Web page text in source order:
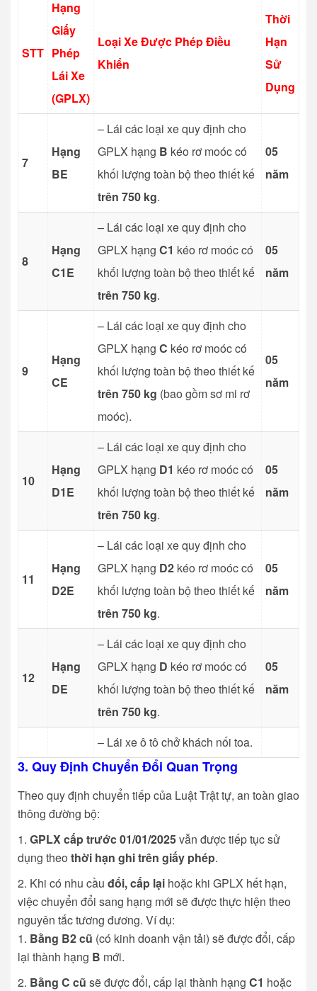
STT
Hạng
Giấy
Phép
Lái Xe
(GPLX)
Loại Xe Được Phép Điều
Khiển
Thời
Hạn
Sử
Dụng
7
Hạng
BE
– Lái các loại xe quy định cho
GPLX hạng B kéo rơ moóc có
khối lượng toàn bộ theo thiết kế
trên 750 kg.
05
năm
8
Hạng
C1E
– Lái các loại xe quy định cho
GPLX hạng C1 kéo rơ moóc có
khối lượng toàn bộ theo thiết kế
trên 750 kg.
05
năm
9
Hạng
CE
– Lái các loại xe quy định cho
GPLX hạng C kéo rơ moóc có
khối lượng toàn bộ theo thiết kế
trên 750 kg (bao gồm sơ mi rơ
moóc).
05
năm
10
Hạng
D1E
– Lái các loại xe quy định cho
GPLX hạng D1 kéo rơ moóc có
khối lượng toàn bộ theo thiết kế
trên 750 kg.
05
năm
11
Hạng
D2E
– Lái các loại xe quy định cho
GPLX hạng D2 kéo rơ moóc có
khối lượng toàn bộ theo thiết kế
trên 750 kg.
05
năm
12
Hạng
DE
– Lái các loại xe quy định cho
GPLX hạng D kéo rơ moóc có
khối lượng toàn bộ theo thiết kế
trên 750 kg.
05
năm
– Lái xe ô tô chở khách nối toa.
3. Quy Định Chuyển Đổi Quan Trọng
Theo quy định chuyển tiếp của Luật Trật tự, an toàn giao
thông đường bộ:
GPLX cấp trước 01/01/2025vẫn được tiếp tục sử
dụng theo thời hạn ghi trên giấy phép.
Khi có nhu cầu đổi, cấp lại hoặc khi GPLX hết hạn,
việc chuyển đổi sang hạng mới sẽ được thực hiện theo
nguyên tắc tương đương. Ví dụ:
Bằng B2 cũ (có kinh doanh vận tải) sẽ được đổi, cấp
lại thành hạng B mới.
Bằng C cũ sẽ được đổi, cấp lại thành hạng C1 hoặc